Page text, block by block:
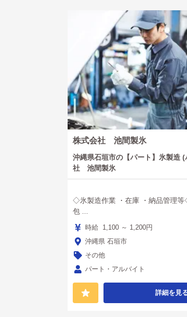
株式会社 池間製氷
沖縄県石垣市の【パート】氷製造
社 池間製氷
◇氷製造作業 ・在庫 ・納品管理
包 ...
時給 1,100 ～ 1,200円
沖縄県 石垣市
その他
パート・アルバイト
詳細を見